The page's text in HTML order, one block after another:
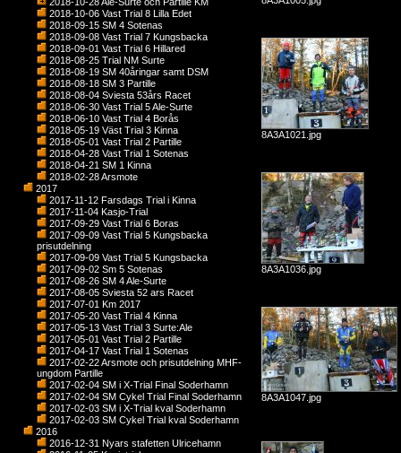
2018-10-06 Vast Trial 8 Lilla Edet
2018-09-15 SM 4 Sotenas
2018-09-08 Vast Trial 7 Kungsbacka
2018-09-01 Vast Trial 6 Hillared
2018-08-25 Trial NM Surte
2018-08-19 SM 40åringar samt DSM
2018-08-18 SM 3 Partille
2018-08-04 Sviesta 53års Racet
2018-06-30 Vast Trial 5 Ale-Surte
2018-06-10 Vast Trial 4 Borås
2018-05-19 Väst Trial 3 Kinna
2018-05-01 Vast Trial 2 Partille
2018-04-28 Vast Trial 1 Sotenas
2018-04-21 SM 1 Kinna
2018-02-28 Arsmote
2017
2017-11-12 Farsdags Trial i Kinna
2017-11-04 Kasjo-Trial
2017-09-29 Vast Trial 6 Boras
2017-09-09 Vast Trial 5 Kungsbacka
prisutdelning
2017-09-09 Vast Trial 5 Kungsbacka
2017-09-02 Sm 5 Sotenas
2017-08-26 SM 4 Ale-Surte
2017-08-05 Sviesta 52 ars Racet
2017-07-01 Km 2017
2017-05-20 Vast Trial 4 Kinna
2017-05-13 Vast Trial 3 Surte:Ale
2017-05-01 Vast Trial 2 Partille
2017-04-17 Vast Trial 1 Sotenas
2017-02-22 Arsmote och prisutdelning MHF-
ungdom Partille
2017-02-04 SM i X-Trial Final Soderhamn
2017-02-04 SM Cykel Trial Final Soderhamn
2017-02-03 SM i X-Trial kval Soderhamn
2017-02-03 SM Cykel Trial kval Soderhamn
2016
2016-12-31 Nyars stafetten Ulricehamn
8A3A1021.jpg
8A3A1036.jpg
8A3A1047.jpg